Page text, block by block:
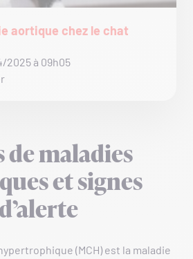
aortique chez le chat
2025 à 09h05
de maladies
et signes
(MCH) est la maladie